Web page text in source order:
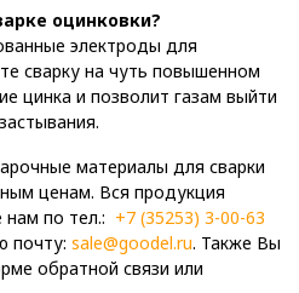
оцинковки?
электроды для
сварку на чуть повышенном
цинка и позволит газам выйти
материалы для сварки
ценам. Вся продукция
по тел.: +7 (35253) 3-00-63
почту: sale@goodel.ru. Также Вы
обратной связи или